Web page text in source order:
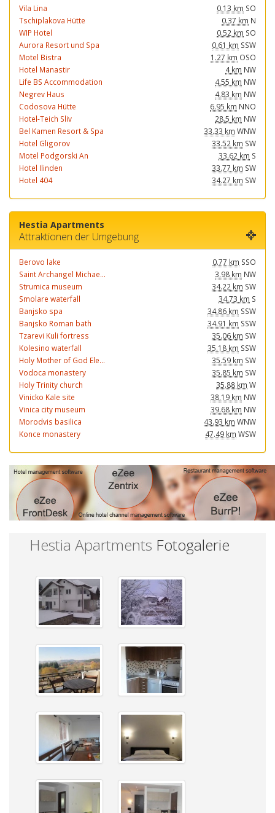
Vila Lina 0.13 km SO
Tschiplakova Hütte
0.37 km N
WIP Hotel
0.52 km SO
Aurora Resort und Spa
0.61 km SSW
Motel Bistra
1.27 km OSO
Hotel Manastir
4 km NW
Life BS Accommodation
4.55 km NW
Negrev Haus
4.83 km NW
Codosova Hütte
6.95 km NNO
Hotel-Teich Sliv
28.5 km NW
Bel Kamen Resort & Spa
33.33 km WNW
Hotel Gligorov
33.52 km SW
Motel Podgorski An
33.62 km S
Hotel Ilinden
33.77 km SW
Hotel 404
34.27 km SW
Hestia Apartments
Attraktionen der Umgebung
Berovo lake 0.77 km SSO
Saint Archangel Michae...
3.98 km NW
Strumica museum
34.22 km SW
Smolare waterfall
34.73 km S
Banjsko spa
34.86 km SSW
Banjsko Roman bath
34.91 km SSW
Tzarevi Kuli fortress
35.06 km SW
Kolesino waterfall
35.18 km SSW
Holy Mother of God Ele...
35.59 km SW
Vodoca monastery
35.85 km SW
Holy Trinity church
35.88 km W
Vinicko Kale site
38.19 km NW
Vinica city museum
39.68 km NW
Morodvis basilica
43.93 km WNW
Konce monastery
47.49 km WSW
Hestia Apartments Fotogalerie